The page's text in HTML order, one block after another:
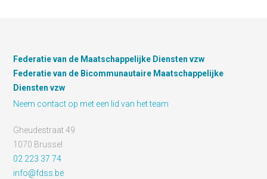
Federatie van de Maatschappelijke Diensten vzw
Federatie van de Bicommunautaire Maatschappelijke
Diensten vzw
Neem contact op met een lid van het team
Gheudestraat 49
1070 Brussel
02 223 37 74
info@fdss.be